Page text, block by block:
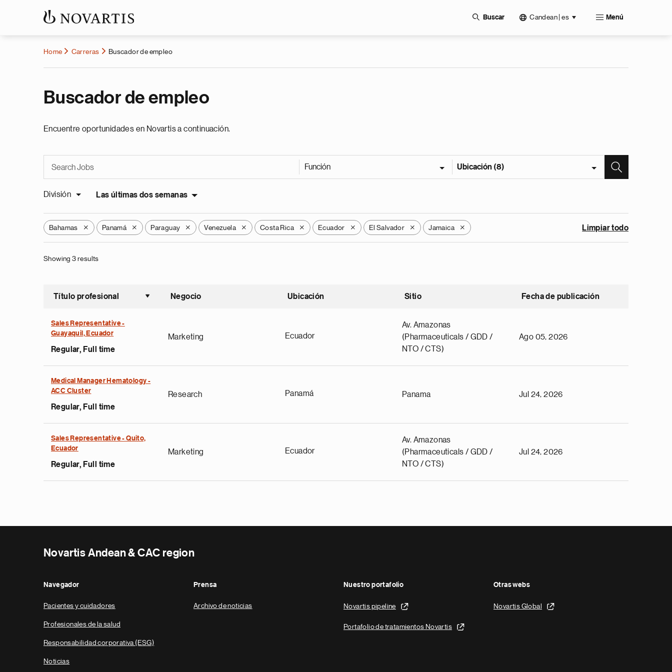
Buscar Candean | es Menú
Home Carreras Buscador de empleo
Buscador de empleo
Encuentre oportunidades en Novartis a continuación.
Función Ubicación (8)
División Las últimas dos semanas
Bahamas X Panamá X Paraguay X Venezuela X Costa Rica X Ecuador X El Salvador X Jamaica X Limpiar todo
Showing 3 results
Título profesional
Ordenar ascendente
Negocio Ubicación Sitio Fecha de publicación
Sales Representative -
Guayaquil, Ecuador
Regular, Full time
Marketing Ecuador
Av. Amazonas
(Pharmaceuticals / GDD /
NTO / CTS)
Ago 05, 2026
Medical Manager Hematology -
ACC Cluster
Regular, Full time
Research Panamá Panama Jul 24, 2026
Sales Representative - Quito,
Ecuador
Regular, Full time
Marketing Ecuador
Av. Amazonas
(Pharmaceuticals / GDD /
NTO / CTS)
Jul 24, 2026
Novartis Andean & CAC region
Navegador
Pacientes y cuidadores
Profesionales de la salud
Responsabilidad corporativa (ESG)
Noticias
Prensa
Archivo de noticias
Nuestro portafolio
Novartis pipeline
Portafolio de tratamientos Novartis
Otras webs
Novartis Global